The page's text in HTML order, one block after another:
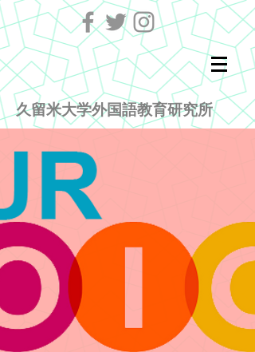
久留米大学外国語教育研究所